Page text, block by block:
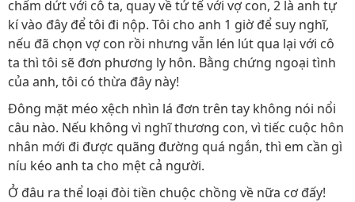
chấm dứt với cô ta, quay về tử tế với vợ con, 2 là anh tự
kí vào đây để tôi đi nộp. Tôi cho anh 1 giờ để suy nghĩ,
nếu đã chọn vợ con rồi nhưng vẫn lén lút qua lại với cô
ta thì tôi sẽ đơn phương ly hôn. Bằng chứng ngoại tình
của anh, tôi có thừa đây này!
Đông mặt méo xệch nhìn lá đơn trên tay không nói nổi
câu nào. Nếu không vì nghĩ thương con, vì tiếc cuộc hôn
nhân mới đi được quãng đường quá ngắn, thì em cần gì
níu kéo anh ta cho mệt cả người.
Ở đâu ra thể loại đòi tiền chuộc chồng về nữa cơ đấy!